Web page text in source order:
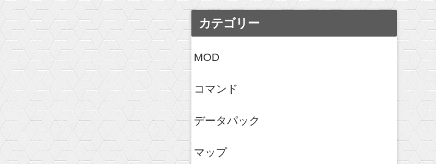
カテゴリー
MOD
コマンド
データパック
マップ